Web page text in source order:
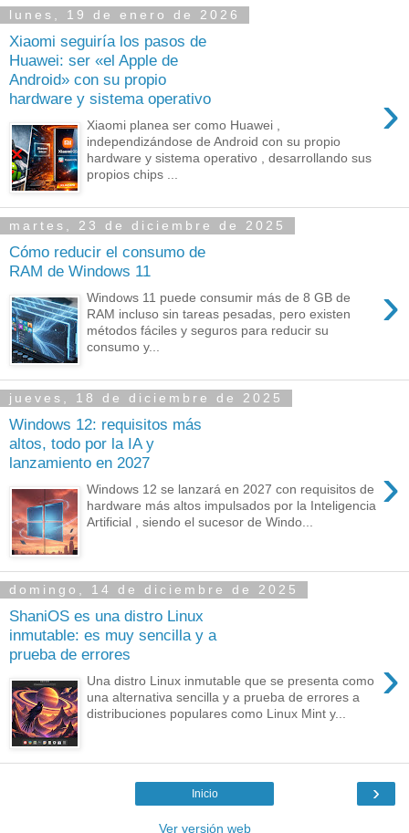
lunes, 19 de enero de 2026
Xiaomi seguiría los pasos de
Huawei: ser «el Apple de
Android» con su propio
hardware y sistema operativo
›
Xiaomi planea ser como Huawei ,
independizándose de Android con su propio
hardware y sistema operativo , desarrollando sus
propios chips ...
martes, 23 de diciembre de 2025
Cómo reducir el consumo de
RAM de Windows 11
›
Windows 11 puede consumir más de 8 GB de
RAM incluso sin tareas pesadas, pero existen
métodos fáciles y seguros para reducir su
consumo y...
jueves, 18 de diciembre de 2025
Windows 12: requisitos más
altos, todo por la IA y
lanzamiento en 2027
›
Windows 12 se lanzará en 2027 con requisitos de
hardware más altos impulsados por la Inteligencia
Artificial , siendo el sucesor de Windo...
domingo, 14 de diciembre de 2025
ShaniOS es una distro Linux
inmutable: es muy sencilla y a
prueba de errores
›
Una distro Linux inmutable que se presenta como
una alternativa sencilla y a prueba de errores a
distribuciones populares como Linux Mint y...
›
Inicio
Ver versión web